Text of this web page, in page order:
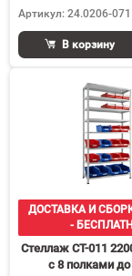
Артикул: 24.0206-071
В корзину
ДОСТАВКА И
-
Стеллаж СТ-011
с 8 полками до